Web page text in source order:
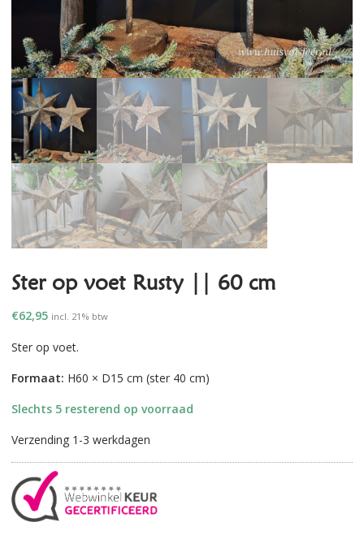
Ster op voet Rusty || 60 cm
€62,95 incl. 21% btw
Ster op voet.
Formaat: H60 × D15 cm (ster 40 cm)
Slechts 5 resterend op voorraad
Verzending 1-3 werkdagen